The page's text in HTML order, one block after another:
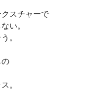
スチャーで
い。
。
。